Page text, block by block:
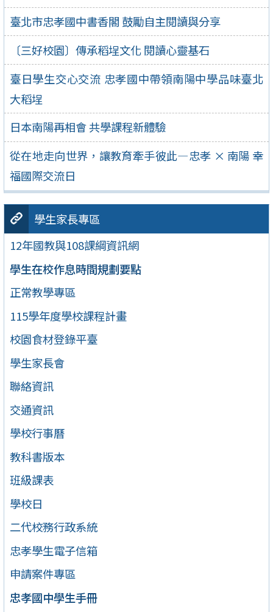
臺北市忠孝國中書香閣 鼓勵自主閱讀與分享
〔三好校園〕傳承稻埕文化 閱讀心靈基石
臺日學生交心交流 忠孝國中帶領南陽中學品味臺北
大稻埕
日本南陽再相會 共學課程新體驗
從在地走向世界，讓教育牽手彼此—忠孝 × 南陽 幸
福國際交流日
學生家長專區
12年國教與108課綱資訊網
學生在校作息時間規劃要點
正常教學專區
115學年度學校課程計畫
校園食材登錄平臺
學生家長會
聯絡資訊
交通資訊
學校行事曆
教科書版本
班級課表
學校日
二代校務行政系統
忠孝學生電子信箱
申請案件專區
忠孝國中學生手冊